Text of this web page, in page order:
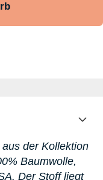
aus der Kollektion
Baumwolle,
Der Stoff liegt